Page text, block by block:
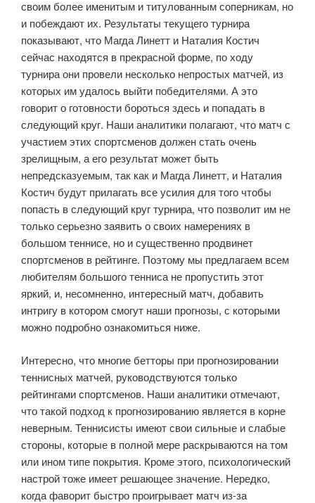
своим более именитым и титулованным соперникам, но
и побеждают их. Результаты текущего турнира
показывают, что Магда Линетт и Наталия Костич
сейчас находятся в прекрасной форме, по ходу
турнира они провели несколько непростых матчей, из
которых им удалось выйти победителями. А это
говорит о готовности бороться здесь и попадать в
следующий круг. Наши аналитики полагают, что матч с
участием этих спортсменов должен стать очень
зрелищным, а его результат может быть
непредсказуемым, так как и Магда Линетт, и Наталия
Костич будут прилагать все усилия для того чтобы
попасть в следующий круг турнира, что позволит им не
только серьезно заявить о своих намерениях в
большом теннисе, но и существенно продвинет
спортсменов в рейтинге. Поэтому мы предлагаем всем
любителям большого тенниса не пропустить этот
яркий, и, несомненно, интересный матч, добавить
интригу в котором смогут наши прогнозы, с которыми
можно подробно ознакомиться ниже.
Интересно, что многие бетторы при прогнозировании
теннисных матчей, руководствуются только
рейтингами спортсменов. Наши аналитики отмечают,
что такой подход к прогнозированию является в корне
неверным. Теннисисты имеют свои сильные и слабые
стороны, которые в полной мере раскрываются на том
или ином типе покрытия. Кроме этого, психологический
настрой тоже имеет решающее значение. Нередко,
когда фаворит быстро проигрывает матч из-за